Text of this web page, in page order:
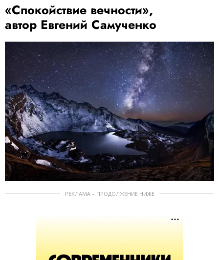
«Спокойствие вечности»,
автор Евгений Самученко
РЕКЛАМА – ПРОДОЛЖЕНИЕ НИЖЕ